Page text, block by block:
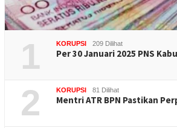
1 KORUPSI 209 Dilihat
Per 30 Januari 2025 PNS
2 KORUPSI 81 Dilihat
Mentri ATR BPN Pastikan